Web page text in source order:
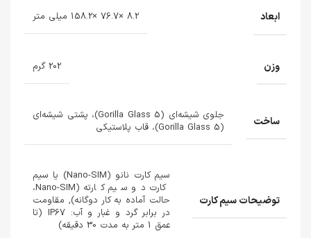
ابعاد 8.2 ×76.7 ×158.2 میلی متر
وزن 202 گرم
ساخت
جلوی شیشه‌ای (Gorilla Glass 5)، پشتی شیشه‌ای
(Gorilla Glass 5)، قاب پلاستیکی
توضیحات سیم کارت
سیم کارت نانو (Nano-SIM) یا سیم
کارت دو سیم کارته (Nano-SIM،
حالت آماده به کار دوگانه), مقاومت
در برابر گرد و غبار و آب: IP67 (تا
عمق 1 متر به مدت 30 دقیقه)